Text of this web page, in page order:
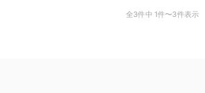
全3件中 1件〜3件表示